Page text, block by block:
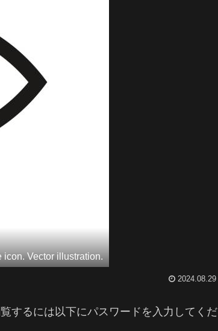
icon. Vector illustration.
2024.08.29
するには以下にパスワードを入力してくだ